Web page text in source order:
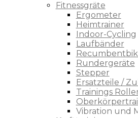
Fitnessgräte
Ergometer
Heimtrainer
Indoor-Cycling
Laufbänder
Rundergeräte
Stepper
Ersatzteile /
Trainings
Vibration und